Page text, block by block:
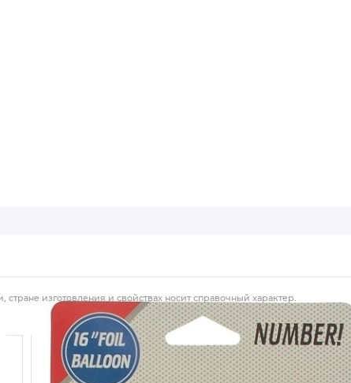
изготовления и свойствах носит справочный характер.